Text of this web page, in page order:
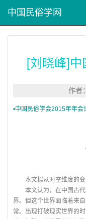
中国民俗学网
[刘晓峰]
作者
•中国民俗学会2015年年会
本文拟从时空维度的
本文认为，在中国古
界。但这个世界面临着来
常。出现打破现实世界的